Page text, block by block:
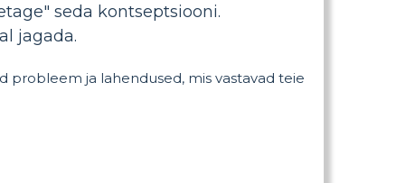
seda kontseptsiooni.
jagada.
probleem ja lahendused, mis vastavad teie